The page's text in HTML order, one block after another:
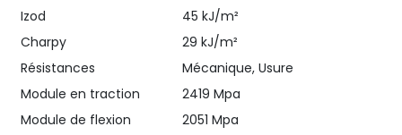
Izod
45 kJ/m²
Charpy
29 kJ/m²
Résistances
Mécanique, Usure
Module en traction
2419 Mpa
Module de flexion
2051 Mpa